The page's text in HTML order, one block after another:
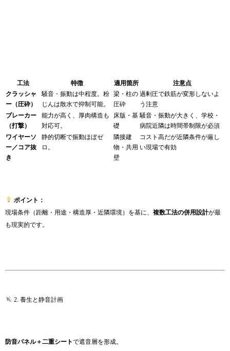
工法 特徴 適用箇所
注意点
クラッシャ
ー（圧砕）
騒音・振動は中程度。粉
じんは散水で抑制可能。
梁・柱の
圧砕
過剰圧で鉄筋が変形しないよ
う注意
ブレーカー
（打撃）
能力が高く、厚肉構造も
対応可。
床版・基
礎
騒音・振動が大きく、学校・
病院近隣は時間帯制限が必須
ワイヤーソ
ー／コア抜
き
静的切断で振動ほぼゼ
ロ。
隣接建
物・共用
壁
コスト高だが近隣条件が厳し
い現場で有効
ポイント：
現場条件（距離・用途・構造厚・近隣環境）を基に、 複数工法の併用設計が最
も現実的です。
2. 養生と静音計画
防音パネル＋二重シートで遮音層を形成。